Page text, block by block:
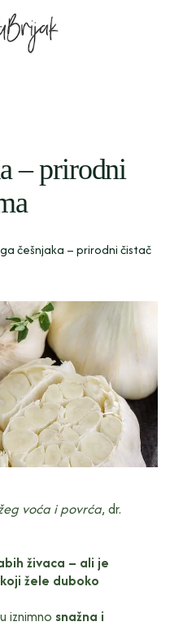
– prirodni
češnjaka – prirodni čistač
voća i povrća, dr.
živaca – ali je
žele duboko
iznimno snažna i